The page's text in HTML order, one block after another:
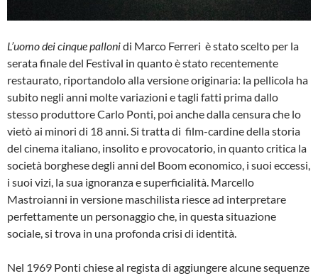
L’uomo dei cinque pallonidi Marco Ferreri è stato scelto per la
serata finale del Festival in quanto è stato recentemente
restaurato, riportandolo alla versione originaria: la pellicola ha
subito negli anni molte variazioni e tagli fatti prima dallo
stesso produttore Carlo Ponti, poi anche dalla censura che lo
vietò ai minori di 18 anni. Si tratta di film-cardine della storia
del cinema italiano, insolito e provocatorio, in quanto critica la
società borghese degli anni del Boom economico, i suoi eccessi,
i suoi vizi, la sua ignoranza e superficialità. Marcello
Mastroianni in versione maschilista riesce ad interpretare
perfettamente un personaggio che, in questa situazione
sociale, si trova in una profonda crisi di identità.
Nel 1969 Ponti chiese al regista di aggiungere alcune sequenze